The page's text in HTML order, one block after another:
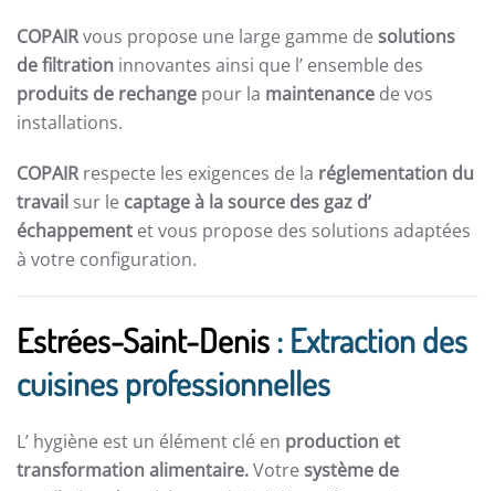
COPAIRvous propose une large gamme de solutions
de filtration innovantes ainsi que l’ ensemble des
produits de rechange pour la maintenance de vos
installations.
COPAIRrespecte les exigences de la réglementation du
travail sur le captage à la source des gaz d’
échappement et vous propose des solutions adaptées
à votre configuration.
Estrées-Saint-Denis: Extraction des
cuisines professionnelles
L’ hygiène est un élément clé en production et
transformation alimentaire.Votre système de